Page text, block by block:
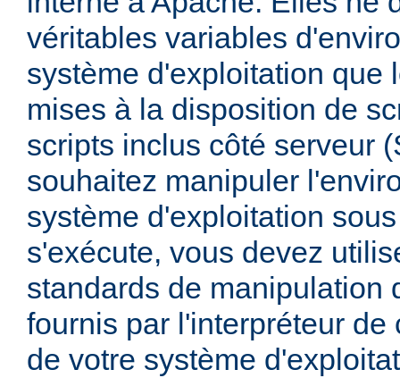
véritables variables
système d'exploitation que
mises à la disposition de
scripts inclus côté serveur
souhaitez manipuler
système d'exploitation
s'exécute, vous devez
standards de manipulation
fournis par l'interpréteur de
de votre système